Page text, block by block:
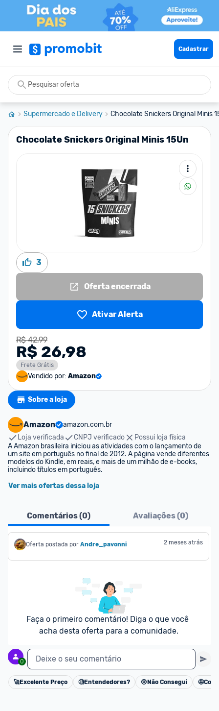
Cadastrar
Supermercado e Delivery Chocolate Snickers Original Minis
Chocolate Snickers Original Minis 15Un
3
Oferta encerrada
Ativar Alerta
R$ 42,99
R$ 26,98
Frete Grátis
Vendido por: Amazon
Sobre a loja
Amazon
amazon.com.br
Loja verificada
CNPJ verificado
Possui loja física
A Amazon brasileira iniciou as atividades com o lançamento de
um site em português no final de 2012. A página vende diferentes
modelos do Kindle, em reais, e mais de um milhão de e-books,
incluindo títulos em português.
Ver mais ofertas dessa loja
Comentários (0) Avaliações (0)
Oferta postada por Andre_pavonni 2 meses atrás
Faça o primeiro comentário! Diga o que você
acha desta oferta para a comunidade.
0 Deixe o seu comentário
Cancelar
🚀Excelente Preço 🧐Entendedores? 😢 Não Consegui 🤩